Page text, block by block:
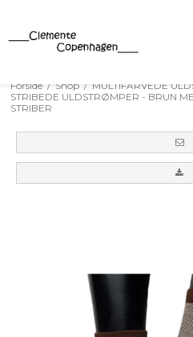
Forside / Shop / MULTIFARVEDE
STRIBEDE ULDSTRØMPER - BRUN
STRIBER